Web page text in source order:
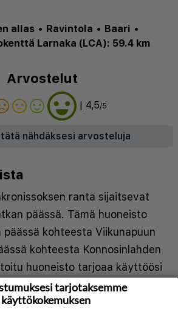
allas • Ravintola • Baari •
Larnaka (LCA): 59.4 km
Arvostelut
| 4,5/5
nähdäksesi arvosteluja
ranta sijaitsevat
päässä. Tämä huoneisto
päässä kohteesta Viikunapuun
kohteesta Konnosinlahden
huoneisto tarjoaa käyttöösi
Huoneessa on taulutelevisio
ja ilmainen langaton
tarjotaksemme